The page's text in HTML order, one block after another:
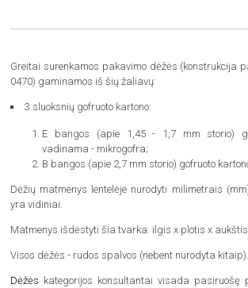
Greitai surenkamos pakavimo dėžės (konstrukcija
0470) gaminamos iš šių žaliavų:
3 sluoksnių gofruoto kartono:
E bangos (apie 1,45 - 1,7 mm storio)
vadinama - mikrogofra;
B bangos (apie 2,7 mm storio) gofruoto
Dėžių matmenys lentelėje nurodyti milimetrais
yra vidiniai.
Matmenys išdėstyti šia tvarka: ilgis x plotis x
Visos dėžės - rudos spalvos (nebent nurodyta kitaip).
Dėžės kategorijos konsultantai visada pasiruošę